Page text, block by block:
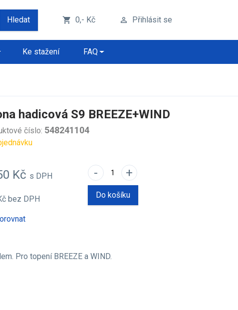
Hledat shopping_cart 0,- Kč perm_identity Přihlásit se
Ke stažení FAQ
hadicová S9 BREEZE+WIND
číslo: 548241104
Kč s DPH
bez DPH
- +
Do košíku
Pro topení BREEZE a WIND.